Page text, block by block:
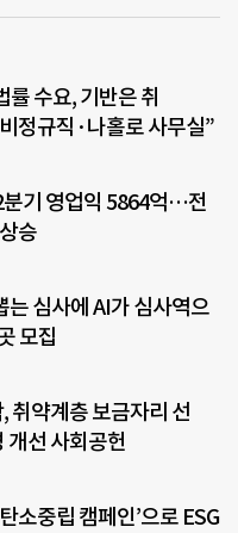
률 수요, 기반은 취
정규직·나홀로 사무실”
분기 영업익 5864억…전
승
는 심사에 AI가 심사역으
모집
취약계층 보금자리 선
선 사회공헌
소중립 캠페인’으로 ESG